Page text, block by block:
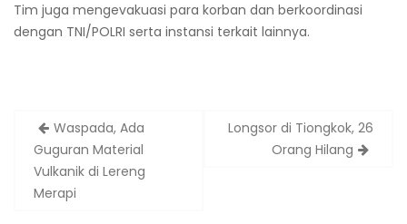
Tim juga mengevakuasi para korban dan berkoordinasi
dengan TNI/POLRI serta instansi terkait lainnya.
Post
navigation
Waspada, Ada
Guguran Material
Vulkanik di Lereng
Merapi
Longsor di Tiongkok, 26
Orang Hilang